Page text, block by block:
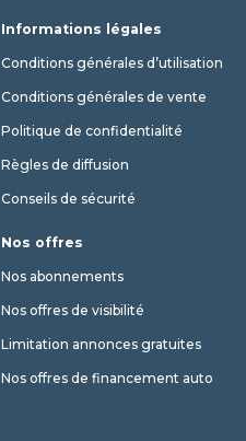
Informations légales
Conditions générales d’utilisation
Conditions générales de vente
Politique de confidentialité
Règles de diffusion
Conseils de sécurité
Nos offres
Nos abonnements
Nos offres de visibilité
Limitation annonces gratuites
Nos offres de financement auto